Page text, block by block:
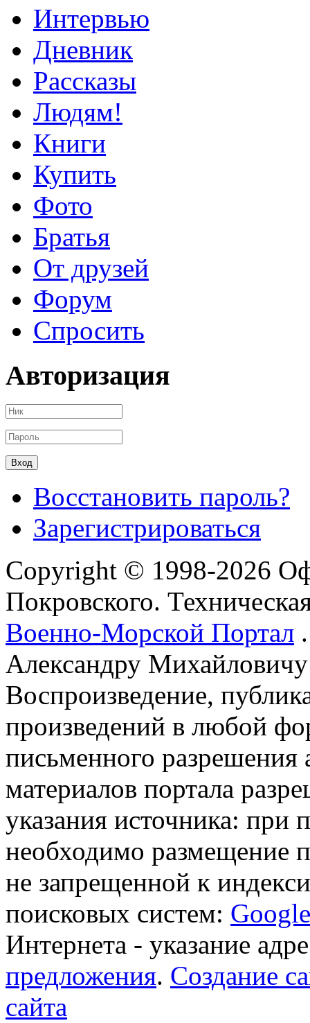
Интервью
Дневник
Рассказы
Людям!
Книги
Купить
Фото
Братья
От друзей
Форум
Спросить
Авторизация
Восстановить пароль?
Зарегистрироваться
Copyright © 1998-2026
Покровского.
Военно-Морской Портал
Александру
Воспроизведение,
произведений в любой
письменного разрешения
материалов портала
указания источника: при
необходимо размещение
не запрещенной к
поисковых систем: Google
Интернета - указание
предложения. Создание
сайта